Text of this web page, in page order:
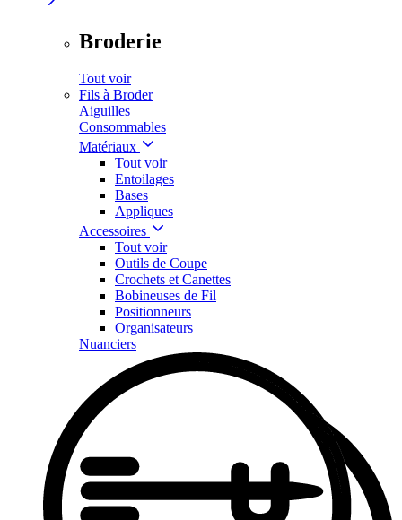
Broderie
Tout voir
Fils à Broder
Aiguilles
Consommables
Matériaux
Tout voir
Entoilages
Bases
Appliques
Accessoires
Tout voir
Outils de Coupe
Crochets et Canettes
Bobineuses de Fil
Positionneurs
Organisateurs
Nuanciers